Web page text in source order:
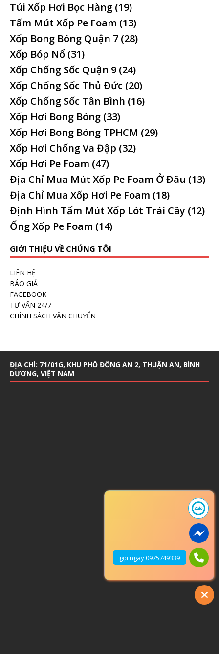
Túi Xốp Hơi Bọc Hàng (19)
Tấm Mút Xốp Pe Foam (13)
Xốp Bong Bóng Quận 7 (28)
Xốp Bóp Nổ (31)
Xốp Chống Sốc Quận 9 (24)
Xốp Chống Sốc Thủ Đức (20)
Xốp Chống Sốc Tân Bình (16)
Xốp Hơi Bong Bóng (33)
Xốp Hơi Bong Bóng TPHCM (29)
Xốp Hơi Chống Va Đập (32)
Xốp Hơi Pe Foam (47)
Địa Chỉ Mua Mút Xốp Pe Foam Ở Đâu (13)
Địa Chỉ Mua Xốp Hơi Pe Foam (18)
Định Hình Tấm Mút Xốp Lót Trái Cây (12)
Ống Xốp Pe Foam (14)
GIỚI THIỆU VỀ CHÚNG TÔI
LIÊN HỆ
BÁO GIÁ
FACEBOOK
TƯ VẤN 24/7
CHÍNH SÁCH VẬN CHUYỂN
ĐỊA CHỈ: 71/01G, KHU PHỐ ĐỒNG AN 2, THUẬN AN, BÌNH
DƯƠNG, VIỆT NAM
gọi ngay 0975749339